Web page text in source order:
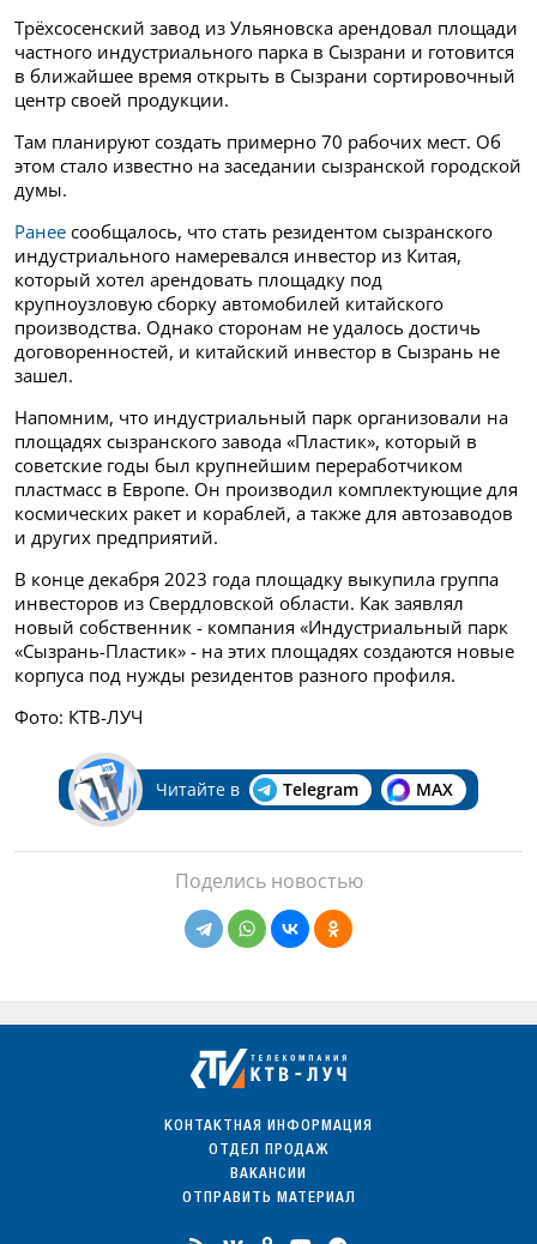
Трёхсосенский завод из Ульяновска арендовал площади
частного индустриального парка в Сызрани и готовится
в ближайшее время открыть в Сызрани сортировочный
центр своей продукции.
Там планируют создать примерно 70 рабочих мест. Об
этом стало известно на заседании сызранской городской
думы.
Ранее сообщалось, что стать резидентом сызранского
индустриального намеревался инвестор из Китая,
который хотел арендовать площадку под
крупноузловую сборку автомобилей китайского
производства. Однако сторонам не удалось достичь
договоренностей, и китайский инвестор в Сызрань не
зашел.
Напомним, что индустриальный парк организовали на
площадях сызранского завода «Пластик», который в
советские годы был крупнейшим переработчиком
пластмасс в Европе. Он производил комплектующие для
космических ракет и кораблей, а также для автозаводов
и других предприятий.
В конце декабря 2023 года площадку выкупила группа
инвесторов из Свердловской области. Как заявлял
новый собственник - компания «Индустриальный парк
«Сызрань-Пластик» - на этих площадях создаются новые
корпуса под нужды резидентов разного профиля.
Фото: КТВ-ЛУЧ
Читайте в Telegram MAX
Поделись новостью
КОНТАКТНАЯ ИНФОРМАЦИЯ
ОТДЕЛ ПРОДАЖ
ВАКАНСИИ
ОТПРАВИТЬ МАТЕРИАЛ